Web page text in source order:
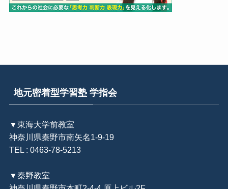
地元密着型学習塾 学指会
▼東海大学前教室
神奈川県秦野市南矢名1-9-19
TEL : 0463-78-5213
▼秦野教室